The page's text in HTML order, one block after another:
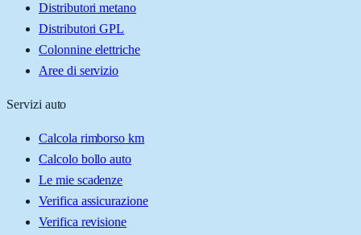
Distributori metano
Distributori GPL
Colonnine elettriche
Aree di servizio
Servizi auto
Calcola rimborso km
Calcolo bollo auto
Le mie scadenze
Verifica assicurazione
Verifica revisione